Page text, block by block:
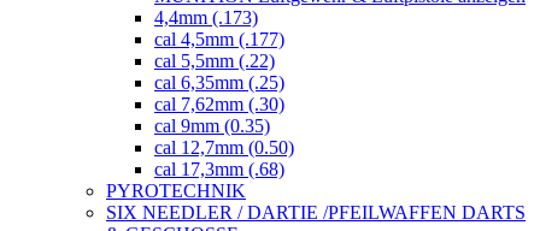
4,4mm (.173)
cal 4,5mm (.177)
cal 5,5mm (.22)
cal 6,35mm (.25)
cal 7,62mm (.30)
cal 9mm (0.35)
cal 12,7mm (0.50)
cal 17,3mm (.68)
PYROTECHNIK
SIX NEEDLER / DARTIE /PFEILWAFFEN DARTS